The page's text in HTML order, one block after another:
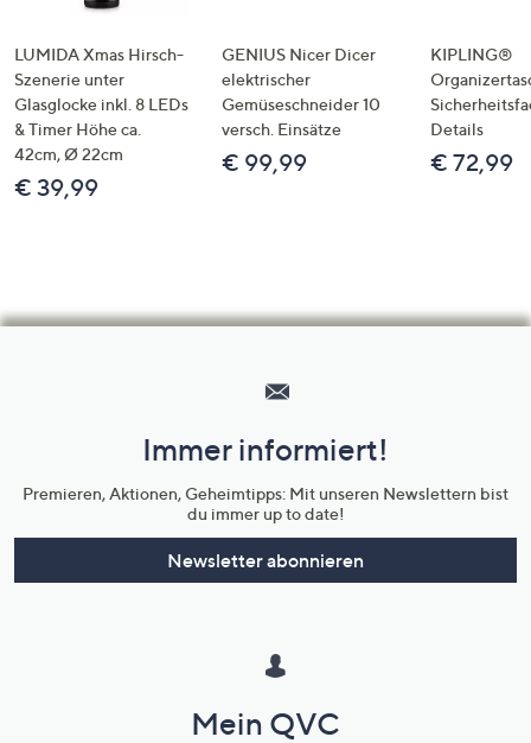
LUMIDA Xmas Hirsch-
Szenerie unter
Glasglocke inkl. 8 LEDs
& Timer Höhe ca.
42cm, Ø 22cm
€ 39,99
GENIUS Nicer Dicer
elektrischer
Gemüseschneider 10
versch. Einsätze
€ 99,99
KIPLING®
Details
€ 72,99
Unternehmensinformationen
Immer informiert!
Premieren, Aktionen, Geheimtipps: Mit unseren Newslettern bist
du immer up to date!
Newsletter abonnieren
Mein QVC